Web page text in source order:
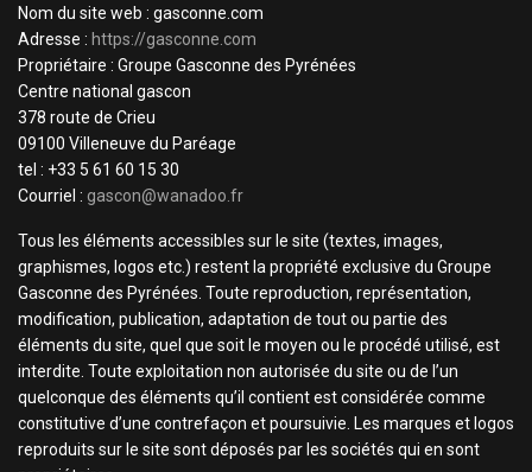
Nom du site web : gasconne.com
Adresse : https://gasconne.com
Propriétaire : Groupe Gasconne des Pyrénées
Centre national gascon
378 route de Crieu
09100 Villeneuve du Paréage
tel : +33 5 61 60 15 30
Courriel : gascon@wanadoo.fr
Tous les éléments accessibles sur le site (textes, images,
graphismes, logos etc.) restent la propriété exclusive du Groupe
Gasconne des Pyrénées. Toute reproduction, représentation,
modification, publication, adaptation de tout ou partie des
éléments du site, quel que soit le moyen ou le procédé utilisé, est
interdite. Toute exploitation non autorisée du site ou de l’un
quelconque des éléments qu’il contient est considérée comme
constitutive d’une contrefaçon et poursuivie. Les marques et logos
reproduits sur le site sont déposés par les sociétés qui en sont